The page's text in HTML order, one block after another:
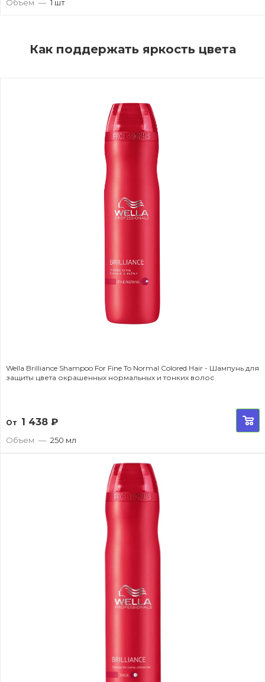
Объем — 1 шт
Как поддержать яркость цвета
Wella Brilliance Shampoo For Fine To Normal Colored Hair - Шампунь для
защиты цвета окрашенных нормальных и тонких волос
От 1 438 ₽
Объем — 250 мл